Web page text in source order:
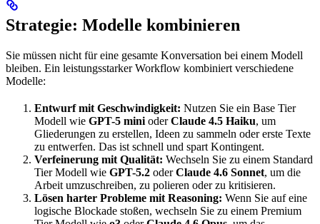
Strategie: Modelle kombinieren
Sie müssen nicht für eine gesamte Konversation bei einem Modell
bleiben. Ein leistungsstarker Workflow kombiniert verschiedene
Modelle:
Entwurf mit Geschwindigkeit: Nutzen Sie ein Base Tier
Modell wie GPT-5 mini oderClaude 4.5 Haiku, um
Gliederungen zu erstellen, Ideen zu sammeln oder erste Texte
zu entwerfen. Das ist schnell und spart Kontingent.
Verfeinerung mit Qualität: Wechseln Sie zu einem Standard
Tier Modell wie GPT-5.2 oderClaude 4.6 Sonnet, um die
Arbeit umzuschreiben, zu polieren oder zu kritisieren.
Lösen harter Probleme mit Reasoning: Wenn Sie auf eine
logische Blockade stoßen, wechseln Sie zu einem Premium